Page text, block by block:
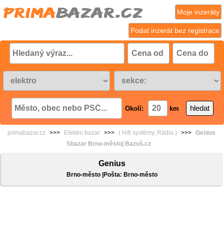
Podat inzerát bez registrace
Moje inzeráty
Okolí: km
primabazar.cz >>> Elektro bazar >>> ( Hifi systémy, Rádia ) >>> Genius
Sbazar Brno-město| Bazoš.cz
Genius
Brno-město |Pošta: Brno-město